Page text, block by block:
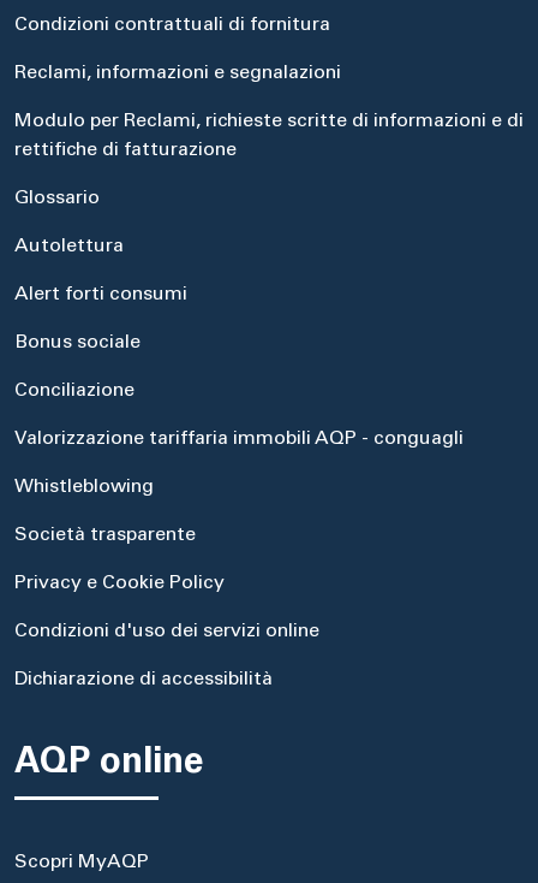
Condizioni contrattuali di fornitura
Reclami, informazioni e segnalazioni
Modulo per Reclami, richieste scritte di informazioni e di
rettifiche di fatturazione
Glossario
Autolettura
Alert forti consumi
Bonus sociale
Conciliazione
Valorizzazione tariffaria immobili AQP - conguagli
Whistleblowing
Società trasparente
Privacy e Cookie Policy
Condizioni d'uso dei servizi online
Dichiarazione di accessibilità
AQP online
Scopri MyAQP